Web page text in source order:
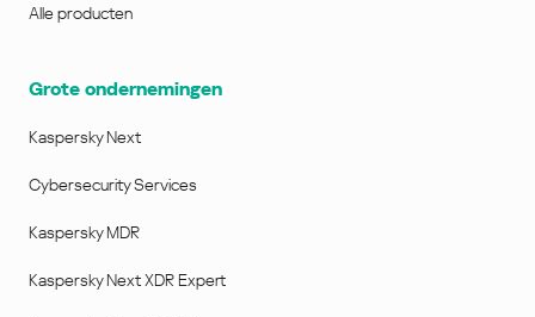
Alle producten
Grote ondernemingen
Kaspersky Next
Cybersecurity Services
Kaspersky MDR
Kaspersky Next XDR Expert